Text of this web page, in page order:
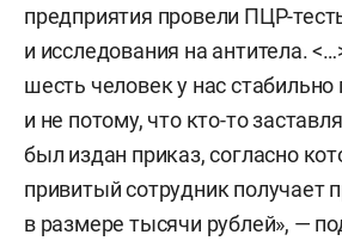
предприятия провели ПЦР-
и исследования на антитела.
шесть человек у нас
и не потому, что кто-то
был издан приказ, согласно
привитый сотрудник получает
в размере тысячи рублей», —